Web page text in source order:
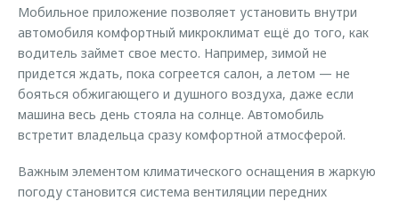
Мобильное приложение позволяет установить внутри
автомобиля комфортный микроклимат ещё до того, как
водитель займет свое место. Например, зимой не
придется ждать, пока согреется салон, а летом — не
бояться обжигающего и душного воздуха, даже если
машина весь день стояла на солнце. Автомобиль
встретит владельца сразу комфортной атмосферой.
Важным элементом климатического оснащения в жаркую
погоду становится система вентиляции передних